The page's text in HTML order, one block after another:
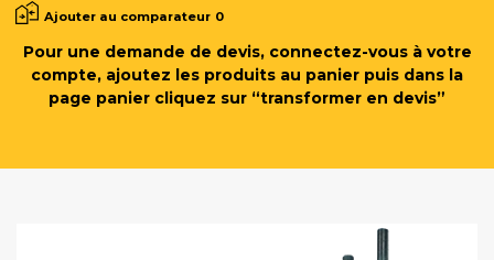
Ajouter au comparateur 0
Pour une demande de devis, connectez-vous à votre
compte, ajoutez les produits au panier puis dans la
page panier cliquez sur “transformer en devis”